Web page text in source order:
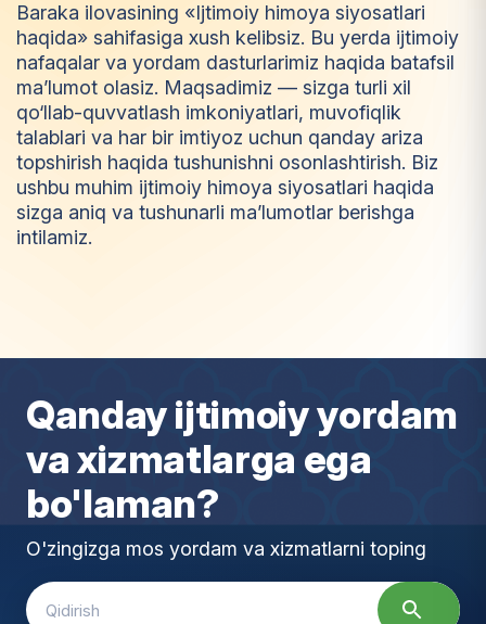
Baraka ilovasining «Ijtimoiy himoya siyosatlari
haqida» sahifasiga xush kelibsiz. Bu yerda ijtimoiy
nafaqalar va yordam dasturlarimiz haqida batafsil
ma’lumot olasiz. Maqsadimiz — sizga turli xil
qo‘llab-quvvatlash imkoniyatlari, muvofiqlik
talablari va har bir imtiyoz uchun qanday ariza
topshirish haqida tushunishni osonlashtirish. Biz
ushbu muhim ijtimoiy himoya siyosatlari haqida
sizga aniq va tushunarli ma’lumotlar berishga
intilamiz.
mtiy oz
Qanday ijtimoiy yordam
va xizmatlarga ega
bo'laman?
O'zingizga mos yordam va xizmatlarni toping
Search
for: